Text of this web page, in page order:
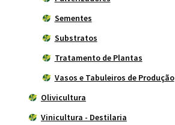
Sementes
Substratos
Tratamento de Plantas
Vasos e Tabuleiros de Produção
Olivicultura
Vinicultura - Destilaria